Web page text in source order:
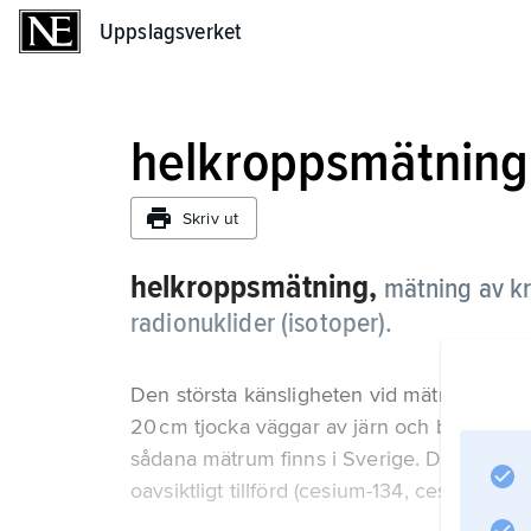
Uppslagsverket
helkroppsmätning
Skriv ut
helkroppsmätning, mätning av
radionuklider (isotoper).
Den största känsligheten vid mätningen
20 cm tjocka väggar av järn och bly för
sådana mätrum finns i Sverige. De
oavsiktligt tillförd (cesium-134, cesium-137